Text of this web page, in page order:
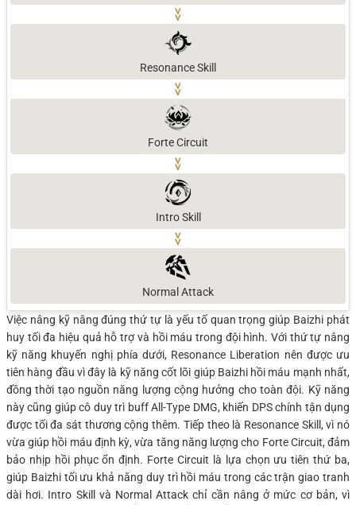
>>
Resonance Skill
>>
Forte Circuit
>>
Intro Skill
>>
Normal Attack
Việc nâng kỹ năng đúng thứ tự là yếu tố quan trọng giúp Baizhi phát
huy tối đa hiệu quả hỗ trợ và hồi máu trong đội hình. Với thứ tự nâng
kỹ năng khuyến nghị phía dưới, Resonance Liberation nên được ưu
tiên hàng đầu vì đây là kỹ năng cốt lõi giúp Baizhi hồi máu mạnh nhất,
đồng thời tạo nguồn năng lượng cộng hưởng cho toàn đội. Kỹ năng
này cũng giúp cô duy trì buff All-Type DMG, khiến DPS chính tận dụng
được tối đa sát thương cộng thêm. Tiếp theo là Resonance Skill, vì nó
vừa giúp hồi máu định kỳ, vừa tăng năng lượng cho Forte Circuit, đảm
bảo nhịp hồi phục ổn định. Forte Circuit là lựa chọn ưu tiên thứ ba,
giúp Baizhi tối ưu khả năng duy trì hồi máu trong các trận giao tranh
dài hơi. Intro Skill và Normal Attack chỉ cần nâng ở mức cơ bản, vì